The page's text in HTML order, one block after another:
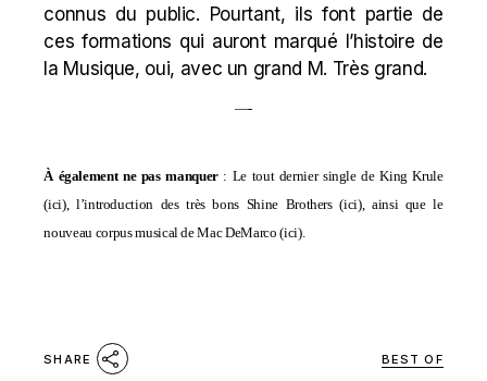
connus du public. Pourtant, ils font partie de
ces formations qui auront marqué l’histoire de
la Musique, oui, avec un grand M. Très grand.
—-
À également ne pas manquer: Le tout dernier single de King Krule
(ici), l’introduction des très bons Shine Brothers (ici), ainsi que le
nouveau corpus musical de Mac DeMarco (ici).
SHARE BEST OF